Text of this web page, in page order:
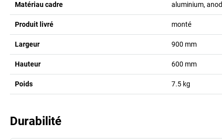
Matériau cadre aluminium,
Produit livré monté
Largeur 900 mm
Hauteur 600 mm
Poids 7.5 kg
Durabilité